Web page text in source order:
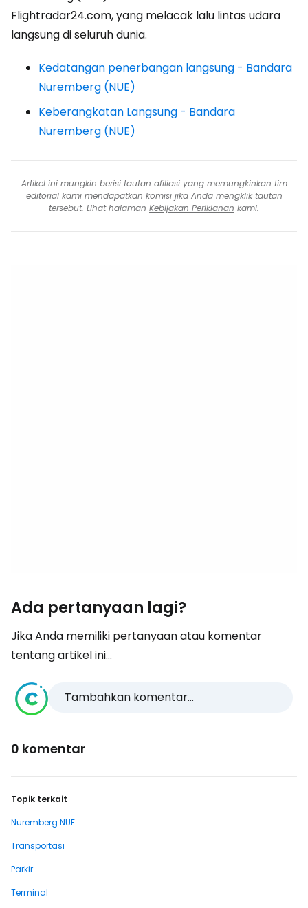
Flightradar24.com, yang melacak lalu lintas udara
langsung di seluruh dunia.
Kedatangan penerbangan langsung - Bandara
Nuremberg (NUE)
Keberangkatan Langsung - Bandara
Nuremberg (NUE)
Artikel ini mungkin berisi tautan afiliasi yang memungkinkan tim
editorial kami mendapatkan komisi jika Anda mengklik tautan
tersebut. Lihat halaman Kebijakan Periklanan kami.
Ada pertanyaan lagi?
Jika Anda memiliki pertanyaan atau komentar
tentang artikel ini...
Tambahkan komentar...
0 komentar
Topik terkait
Nuremberg NUE
Transportasi
Parkir
Terminal